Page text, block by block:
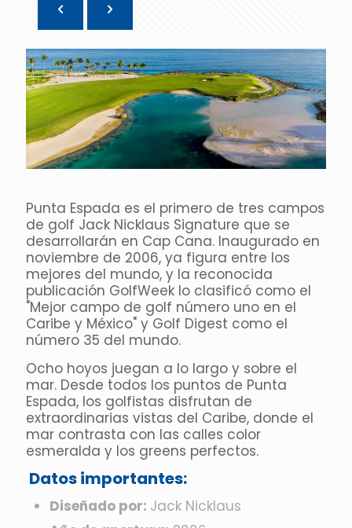
Punta Espada es el primero de tres campos
de golf Jack Nicklaus Signature que se
desarrollarán en Cap Cana. Inaugurado en
noviembre de 2006, ya figura entre los
mejores del mundo, y la reconocida
publicación GolfWeek lo clasificó como el
"Mejor campo de golf número uno en el
Caribe y México" y Golf Digest como el
número 35 del mundo.
Ocho hoyos juegan a lo largo y sobre el
mar. Desde todos los puntos de Punta
Espada, los golfistas disfrutan de
extraordinarias vistas del Caribe, donde el
mar contrasta con las calles color
esmeralda y los greens perfectos.
Datos importantes:
Diseñado por: Jack Nicklaus